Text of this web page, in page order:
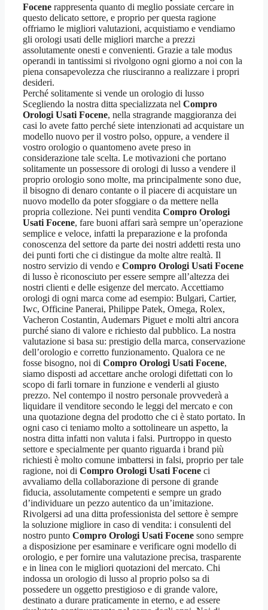
Focene rappresenta quanto di meglio possiate cercare in
questo delicato settore, e proprio per questa ragione
offriamo le migliori valutazioni, acquistiamo e vendiamo
gli orologi usati delle migliori marche a prezzi
assolutamente onesti e convenienti. Grazie a tale modus
operandi in tantissimi si rivolgono ogni giorno a noi con la
piena consapevolezza che riusciranno a realizzare i propri
desideri.
Perché solitamente si vende un orologio di lusso
Scegliendo la nostra ditta specializzata nel Compro
Orologi Usati Focene, nella stragrande maggioranza dei
casi lo avete fatto perché siete intenzionati ad acquistare un
modello nuovo per il vostro polso, oppure, a vendere il
vostro orologio o quantomeno avete preso in
considerazione tale scelta. Le motivazioni che portano
solitamente un possessore di orologi di lusso a vendere il
proprio orologio sono molte, ma principalmente sono due,
il bisogno di denaro contante o il piacere di acquistare un
nuovo modello da poter sfoggiare o da mettere nella
propria collezione. Nei punti vendita Compro Orologi
Usati Focene, fare buoni affari sarà sempre un’operazione
semplice e veloce, infatti la preparazione e la profonda
conoscenza del settore da parte dei nostri addetti resta uno
dei punti forti che ci distingue da molte altre realtà. Il
nostro servizio di vendo e Compro Orologi Usati Focene
di lusso è riconosciuto per essere sempre all’altezza dei
nostri clienti e delle esigenze del mercato. Accettiamo
orologi di ogni marca come ad esempio: Bulgari, Cartier,
Iwc, Officine Panerai, Philippe Patek, Omega, Rolex,
Vacheron Costantin, Audemars Piguet e molti altri ancora
purché siano di valore e richiesto dal pubblico. La nostra
valutazione si basa su: prestigio della marca, conservazione
dell’orologio e corretto funzionamento. Qualora ce ne
fosse bisogno, noi di Compro Orologi Usati Focene,
siamo disposti ad accettare anche orologi difettati con lo
scopo di farli tornare in funzione e venderli al giusto
prezzo. Nel contempo il nostro personale provvederà a
liquidare il venditore secondo le leggi del mercato e con
una quotazione degna del prodotto che ci è stato portato. In
ogni caso ci teniamo molto a sottolineare un aspetto, la
nostra ditta infatti non valuta i falsi. Purtroppo in questo
settore e specialmente per quanto riguarda i brand più
richiesti è molto comune imbattersi in falsi, proprio per tale
ragione, noi di Compro Orologi Usati Focene ci
avvaliamo della collaborazione di persone di grande
fiducia, assolutamente competenti e sempre un grado
d’individuare un pezzo autentico da un’imitazione.
Rivolgersi ad una ditta professionista del settore è sempre
la soluzione migliore in caso di vendita: i consulenti del
nostro punto Compro Orologi Usati Focene sono sempre
a disposizione per esaminare e verificare ogni modello di
orologio, e per fornire una valutazione precisa, trasparente
e in linea con le migliori quotazioni del mercato. Chi
indossa un orologio di lusso al proprio polso sa di
possedere un oggetto prestigioso e di grande valore,
destinato a durare praticamente in eterno, e ad essere